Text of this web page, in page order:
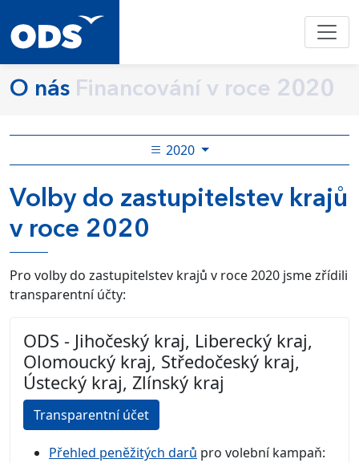
O nás Financování v roce 2020
2020
Volby do zastupitelstev krajů
v roce 2020
Pro volby do zastupitelstev krajů v roce 2020 jsme zřídili
transparentní účty:
ODS - Jihočeský kraj, Liberecký kraj,
Olomoucký kraj, Středočeský kraj,
Ústecký kraj, Zlínský kraj
Transparentní účet
Přehled peněžitých darů pro volební kampaň: